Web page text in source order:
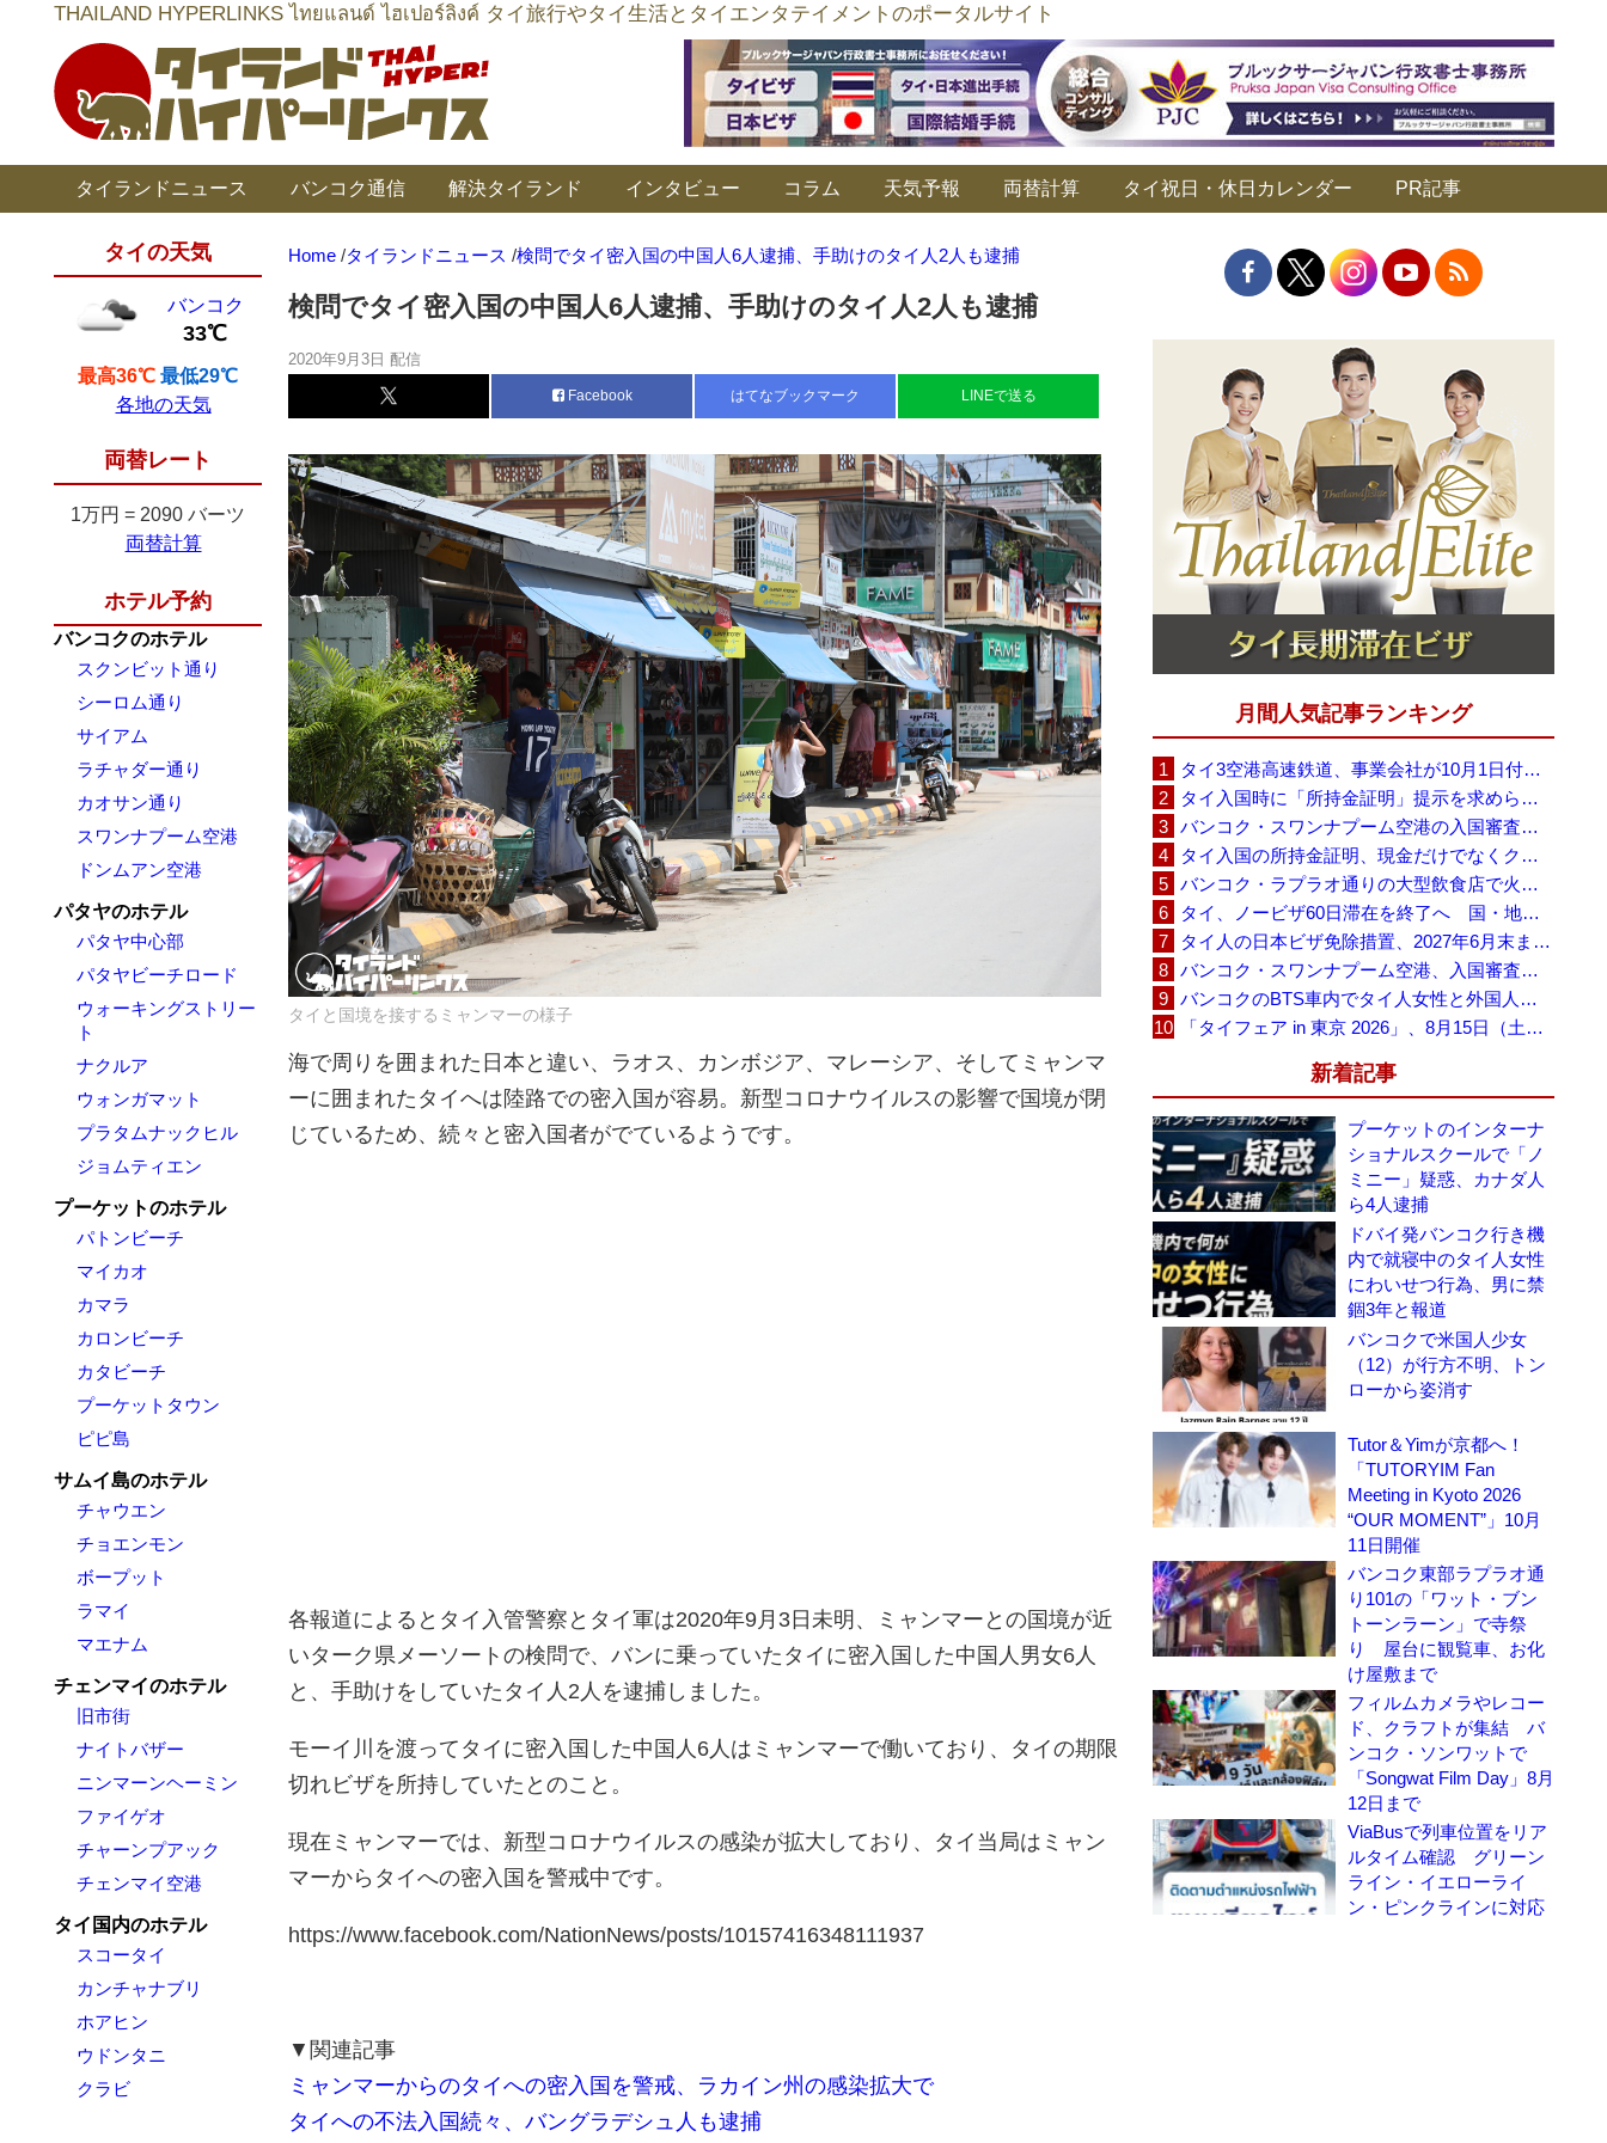
THAILAND HYPERLINKS ไทยแลนด์ ไฮเปอร์ลิงค์ タイ旅行やタイ生活とタイエンタテイメントのポータルサイト
タイランドニュース バンコク通信 解決タイランド インタビュー コラム 天気予報 両替計算 タイ祝日・休日カレンダー PR記事
タイの天気
バンコク
33℃
最高36℃ 最低29℃
各地の天気
両替レート
1万円 = 2090 バーツ
両替計算
ホテル予約
バンコクのホテル
スクンビット通り
シーロム通り
サイアム
ラチャダー通り
カオサン通り
スワンナプーム空港
ドンムアン空港
パタヤのホテル
パタヤ中心部
パタヤビーチロード
ウォーキングストリー
ト
ナクルア
ウォンガマット
プラタムナックヒル
ジョムティエン
プーケットのホテル
パトンビーチ
マイカオ
カマラ
カロンビーチ
カタビーチ
プーケットタウン
ピピ島
サムイ島のホテル
チャウエン
チョエンモン
ボープット
ラマイ
マエナム
チェンマイのホテル
旧市街
ナイトバザー
ニンマーンヘーミン
ファイゲオ
チャーンプアック
チェンマイ空港
タイ国内のホテル
スコータイ
カンチャナブリ
ホアヒン
ウドンタニ
クラビ
Home /タイランドニュース /検問でタイ密入国の中国人6人逮捕、手助けのタイ人2人も逮捕
検問でタイ密入国の中国人6人逮捕、手助けのタイ人2人も逮捕
2020年9月3日 配信
Facebook はてなブックマーク LINEで送る
タイと国境を接するミャンマーの様子
海で周りを囲まれた日本と違い、ラオス、カンボジア、マレーシア、そしてミャンマ
ーに囲まれたタイへは陸路での密入国が容易。新型コロナウイルスの影響で国境が閉
じているため、続々と密入国者がでているようです。
各報道によるとタイ入管警察とタイ軍は2020年9月3日未明、ミャンマーとの国境が近
いターク県メーソートの検問で、バンに乗っていたタイに密入国した中国人男女6人
と、手助けをしていたタイ人2人を逮捕しました。
モーイ川を渡ってタイに密入国した中国人6人はミャンマーで働いており、タイの期限
切れビザを所持していたとのこと。
現在ミャンマーでは、新型コロナウイルスの感染が拡大しており、タイ当局はミャン
マーからタイへの密入国を警戒中です。
https://www.facebook.com/NationNews/posts/10157416348111937
▼関連記事
ミャンマーからのタイへの密入国を警戒、ラカイン州の感染拡大で
タイへの不法入国続々、バングラデシュ人も逮捕
月間人気記事ランキング
タイ3空港高速鉄道、事業会社が10月1日付の契約終了を通知 「現時点での撤退決定ではない」
タイ入国時に「所持金証明」提示を求められる場合も、タイ政府観光庁が外国人旅行者に再周知
バンコク・スワンナプーム空港の入国審査に長蛇の列、SNSで「3～4時間待ち」との投稿が拡散
タイ入国の所持金証明、現金だけでなくクレジットカードや銀行明細も提示可能
バンコク・ラプラオ通りの大型飲食店で火災、27人死亡・多数負傷
タイ、ノービザ60日滞在を終了へ 国・地域別に30日・15日へ再編
タイ人の日本ビザ免除措置、2027年6月末まで延長 不安広がる中でひとまず安堵
バンコク・スワンナプーム空港、入国審査で2～3時間待ちの時間帯も 審査厳格化と人員不足が影響か
バンコクのBTS車内でタイ人女性と外国人学生グループが口論、騒音めぐる動画が拡散
「タイフェア in 東京 2026」、8月15日（土）・16日（日）に代々木公園で開催
新着記事
プーケットのインターナ
ショナルスクールで「ノ
ミニー」疑惑、カナダ人
ら4人逮捕
ドバイ発バンコク行き機
内で就寝中のタイ人女性
にわいせつ行為、男に禁
錮3年と報道
バンコクで米国人少女
（12）が行方不明、トン
ローから姿消す
Tutor＆Yimが京都へ！
「TUTORYIM Fan
Meeting in Kyoto 2026
“OUR MOMENT”」10月
11日開催
バンコク東部ラプラオ通
り101の「ワット・ブン
トーンラーン」で寺祭
り 屋台に観覧車、お化
け屋敷まで
フィルムカメラやレコー
ド、クラフトが集結 バ
ンコク・ソンワットで
「Songwat Film Day」8月
12日まで
ViaBusで列車位置をリア
ルタイム確認 グリーン
ライン・イエローライ
ン・ピンクラインに対応